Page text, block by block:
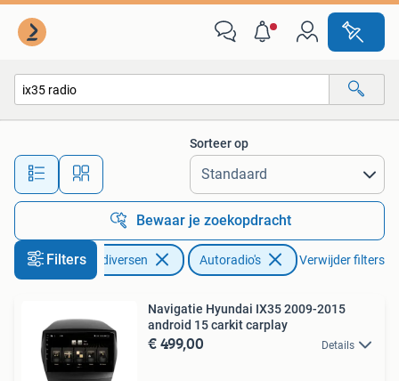
Alle afstanden…
Sorteer op
Bewaar je zoekopdracht
FiltersAuto diversen Autoradio's Verwijder filters
Navigatie Hyundai IX35 2009-2015
android 15 carkit carplay
€ 499,00 Details